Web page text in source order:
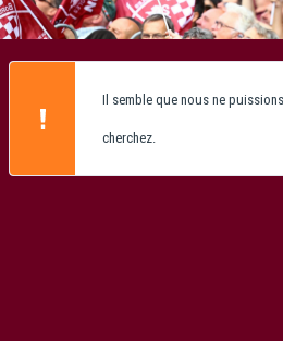
Il semble que nous ne
cherchez.